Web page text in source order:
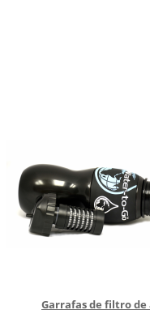
Garrafas de filtro